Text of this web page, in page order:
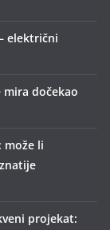
električni
mira dočekao
može li
projekat: